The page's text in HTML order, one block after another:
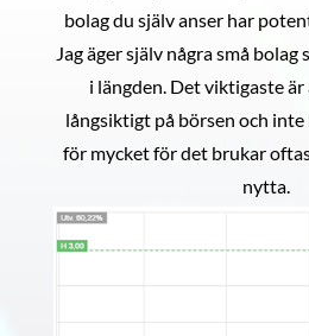
bolag du själv anser har
Jag äger själv några små
i längden. Det viktigaste
långsiktigt på börsen och
för mycket för det brukar
nytta.